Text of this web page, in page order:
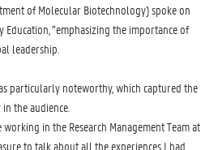
of Molecular Biotechnology) spoke on
"emphasizing the importance of
leadership.
particularly noteworthy, which captured the
the audience.
in the Research Management Team at
to talk about all the experiences I had